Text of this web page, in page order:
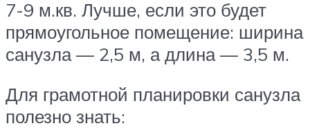
7-9 м.кв. Лучше, если это будет
прямоугольное помещение: ширина
санузла — 2,5 м, а длина — 3,5 м.
Для грамотной планировки санузла
полезно знать: